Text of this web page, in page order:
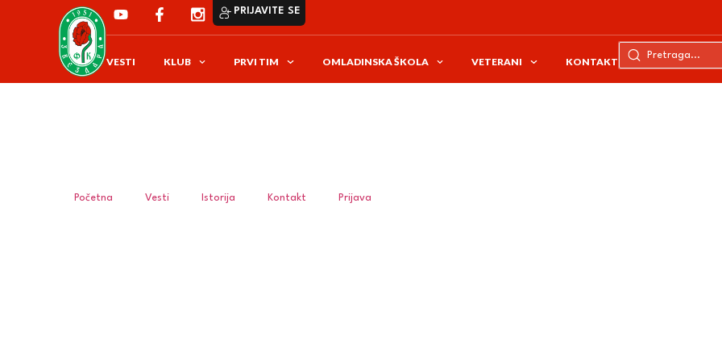
PRIJAVITE SE
VESTI KLUB PRVI TIM OMLADINSKA ŠKOLA VETERANI KONTAKT
Početna Vesti Istorija Kontakt Prijava